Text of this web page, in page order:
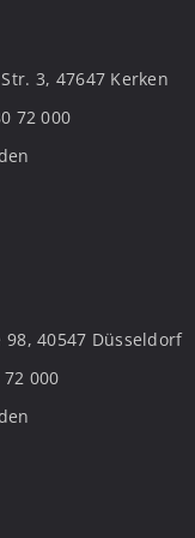
3, 47647 Kerken
72 000
98, 40547 Düsseldorf
000